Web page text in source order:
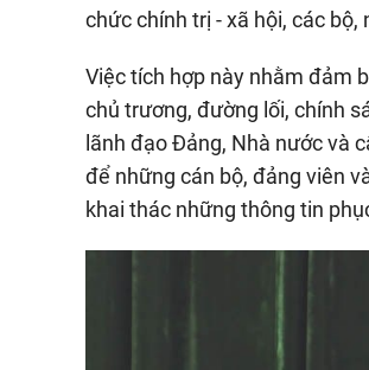
chức chính trị - xã hội, các
Việc tích hợp này nhằm đảm
chủ trương, đường lối, chính
lãnh đạo Đảng, Nhà nước và
để những cán bộ, đảng viên
khai thác những thông tin